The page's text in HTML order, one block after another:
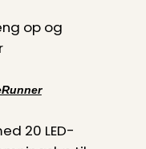
op og
20 LED-